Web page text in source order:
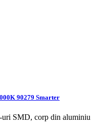
90279 Smarter
SMD, corp din aluminiu